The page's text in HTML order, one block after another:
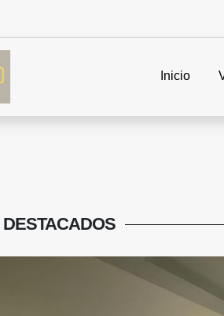
Inicio
DESTACADOS